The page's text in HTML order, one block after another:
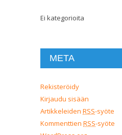
Ei kategorioita
META
Rekisteröidy
Kirjaudu sisään
Artikkeleiden RSS-syöte
Kommenttien RSS-syöte